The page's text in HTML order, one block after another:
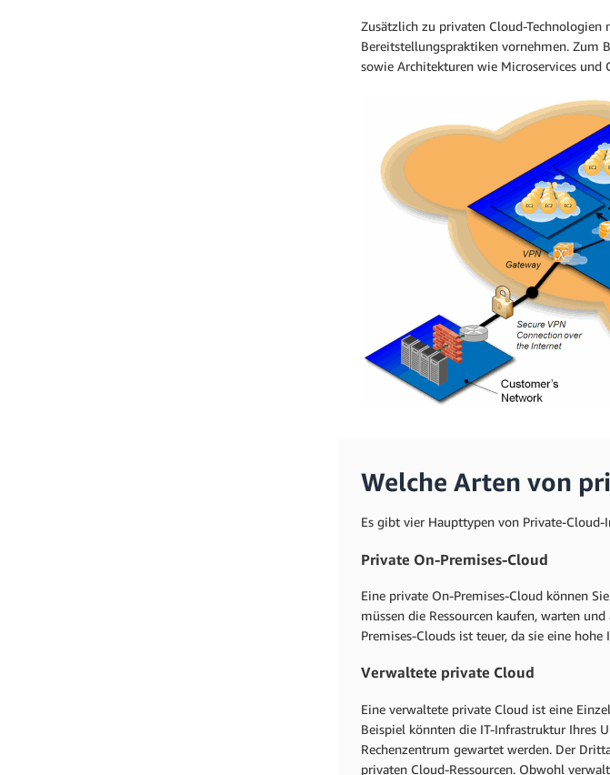
Zusätzlich zu privaten Cloud-
Bereitstellungspraktiken vornehmen. Zum
sowie Architekturen wie Microservices
Welche Arten von
Es gibt vier Haupttypen von Private-Cloud-
Private On-Premises-Cloud
Eine private On-Premises-Cloud können
müssen die Ressourcen kaufen, warten
Premises-Clouds ist teuer, da sie eine
Verwaltete private Cloud
Eine verwaltete private Cloud ist eine
Beispiel könnten die IT-Infrastruktur Ihres
Rechenzentrum gewartet werden. Der
privaten Cloud-Ressourcen. Obwohl